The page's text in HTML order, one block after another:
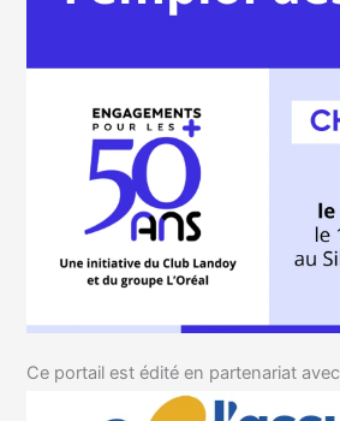
Ce portail est édité en partenariat avec